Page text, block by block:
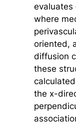
where
oriented,
diffusion
these
the x-